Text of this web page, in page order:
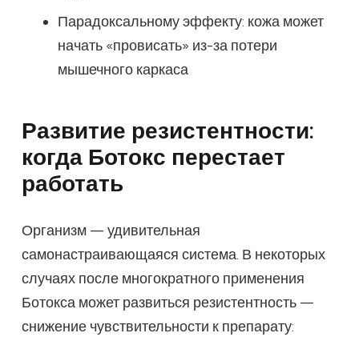
Парадоксальному эффекту: кожа может
начать «провисать» из-за потери
мышечного каркаса
Развитие резистентности:
когда Ботокс перестает
работать
Организм — удивительная
самонастраивающаяся система. В некоторых
случаях после многократного применения
Ботокса может развиться резистентность —
снижение чувствительности к препарату: